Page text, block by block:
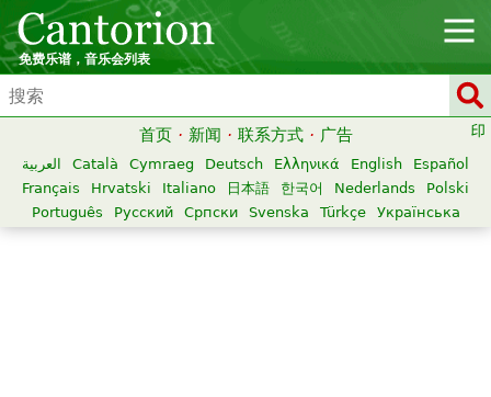
免费乐谱，音乐会列表
首页 · 新闻 · 联系方式 · 广告
العربية Català Cymraeg Deutsch Ελληνικά English
Español
Français
Hrvatski Italiano 日本語 한국어 Nederlands
Polski
Português
Русский Српски Svenska Türkçe Українська